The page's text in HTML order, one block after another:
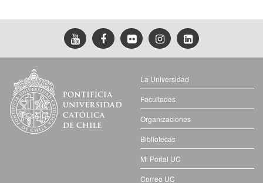
La Universidad
Facultades
Organizaciones
Bibliotecas
Mi Portal UC
Correo UC